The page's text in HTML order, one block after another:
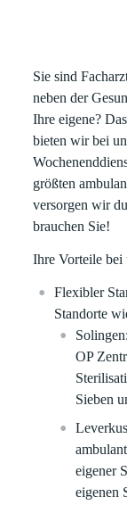
Sie sind
neben der
Ihre eigene?
bieten wir bei
größten
versorgen wir
brauchen Sie!
Ihre Vorteile bei
Flexibler
Standorte
OP
Sieben
eigener
eigenen